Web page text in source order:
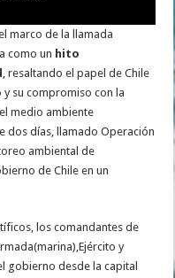
marco de la llamada
como un hito
, resaltando el papel de Chile
y su compromiso con la
medio ambiente
dos días, llamado Operación
ambiental de
de Chile en un
los comandantes de
y
gobierno desde la capital